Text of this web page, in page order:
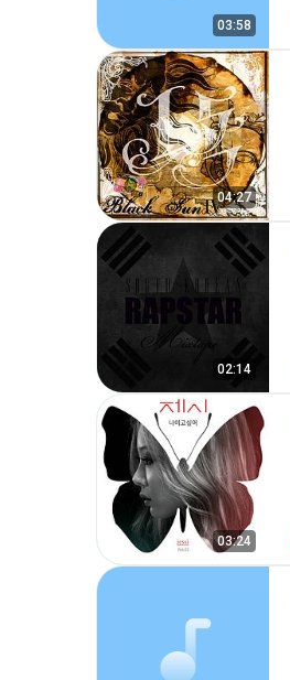
03:58
04:27
02:14
03:24